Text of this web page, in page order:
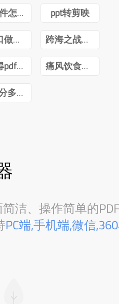
eps文件怎么转ppt
ppt转剪映
看盘口做短线曹明成Pdf
跨海之战金门海南一江山PDF下载
小舍得pdf百度网盘
痛风饮食调养一本就够pdf下载
pdf拆分多个pdf免费
洁、操作简单的
PC端,手机端,微信